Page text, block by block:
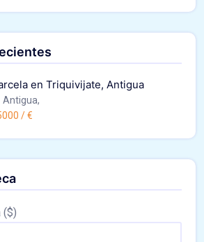
en Triquivijate, Antigua
Antigua,
/ €
($)